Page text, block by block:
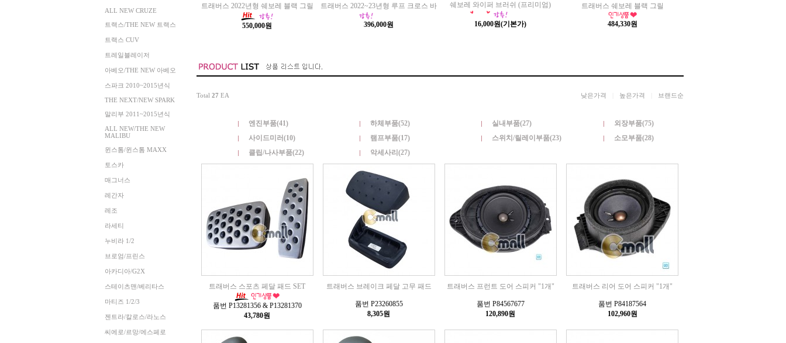
ALL NEW CRUZE
트랙스/THE NEW 트랙스
트랙스 CUV
트레일블레이저
아베오/THE NEW 아베오
스파크 2010~2015년식
THE NEXT/NEW SPARK
말리부 2011~2015년식
ALL NEW/THE NEW
MALIBU
윈스톰/윈스톰 MAXX
토스카
매그너스
레간자
레조
라세티
누비라 1/2
브로엄/프린스
아카디아/G2X
스테이츠맨/베리타스
마티즈 1/2/3
젠트라/칼로스/라노스
씨에로/르망/에스페로
트래버스 2022년형 쉐보레 블랙 그릴
550,000원
트래버스 2022~23년형 루프 크로스 바
396,000원
쉐보레 와이퍼 브러쉬 (프리미엄)
16,000원(기본가)
트래버스 쉐보레 블랙 그릴
484,330원
Total 27 EA 낮은가격 높은가격 브랜드순
엔진부품(41) 하체부품(52) 실내부품(27)
외장부품(75)
사이드미러(10)
램프부품(17) 스위치/릴레이부품(23)
소모부품(28)
클립/나사부품(22)
악세사리(27)
트래버스 스포츠 페달 패드 SET
품번 P13281356 & P13281370
43,780원
트래버스 브레이크 페달 고무 패드
품번 P23260855
8,305원
트래버스 프런트 도어 스피커 "1개"
품번 P84567677
120,890원
트래버스 리어 도어 스피커 "1개"
품번 P84187564
102,960원